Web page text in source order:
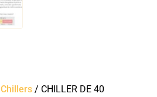
Chillers / CHILLER DE 40